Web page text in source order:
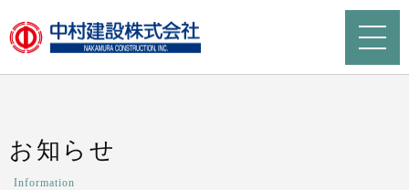
お知らせ
Information